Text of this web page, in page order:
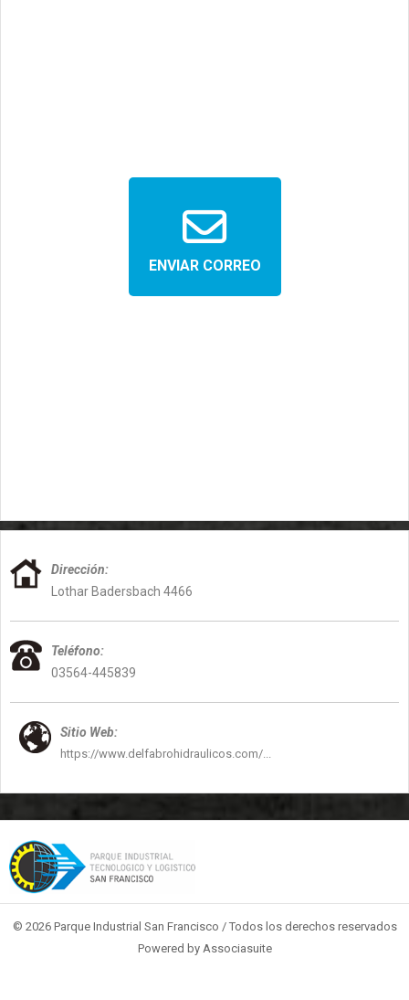
Dirección:
Lothar Badersbach 4466
Teléfono:
03564-445839
Sitio Web:
https://www.delfabrohidraulicos.com/...
© 2026 Parque Industrial San Francisco / Todos los derechos reservados
Powered by Associasuite